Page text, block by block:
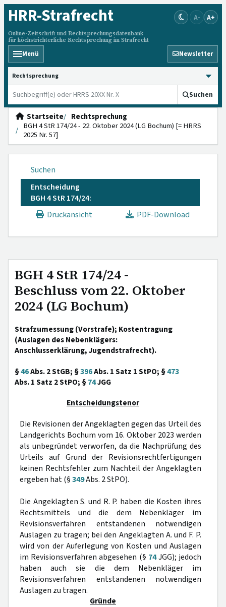
HRR-Strafrecht
Online-Zeitschrift und Rechtsprechungsdatenbank
für höchstrichterliche Rechtsprechung im Strafrecht
A- A+
Menü Newsletter
HRRS durchsuchen
Suchen
Startseite
Rechtsprechung
BGH 4 StR 174/24 - 22. Oktober 2024 (LG Bochum) [= HRRS
2025 Nr. 57]
Suchen
Entscheidung
BGH 4 StR 174/24:
Druckansicht
PDF-Download
BGH 4 StR 174/24 -
Beschluss vom 22. Oktober
2024 (LG Bochum)
Strafzumessung (Vorstrafe); Kostentragung
(Auslagen des Nebenklägers:
Anschlusserklärung, Jugendstrafrecht).
§46Abs. 2 StGB; §396Abs. 1 Satz 1 StPO; §473
Abs. 1 Satz 2 StPO; §74JGG
Entscheidungstenor
Die Revisionen der Angeklagten gegen das Urteil des
Landgerichts Bochum vom 16. Oktober 2023 werden
als unbegründet verworfen, da die Nachprüfung des
Urteils auf Grund der Revisionsrechtfertigungen
keinen Rechtsfehler zum Nachteil der Angeklagten
ergeben hat (§349Abs. 2 StPO).
Die Angeklagten S. und R. P. haben die Kosten ihres
Rechtsmittels und die dem Nebenkläger im
Revisionsverfahren entstandenen notwendigen
Auslagen zu tragen; bei den Angeklagten A. und F. P.
wird von der Auferlegung von Kosten und Auslagen
im Revisionsverfahren abgesehen (§ 74JGG); jedoch
haben auch sie die dem Nebenkläger im
Revisionsverfahren entstandenen notwendigen
Auslagen zu tragen.
Gründe